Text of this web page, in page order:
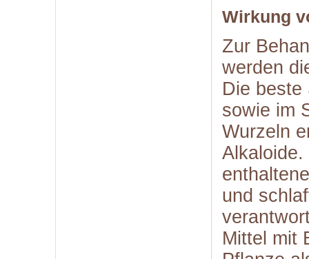
Wirkung
Zur
werden
Die beste
sowie im
Wurzeln
und
Mittel mit